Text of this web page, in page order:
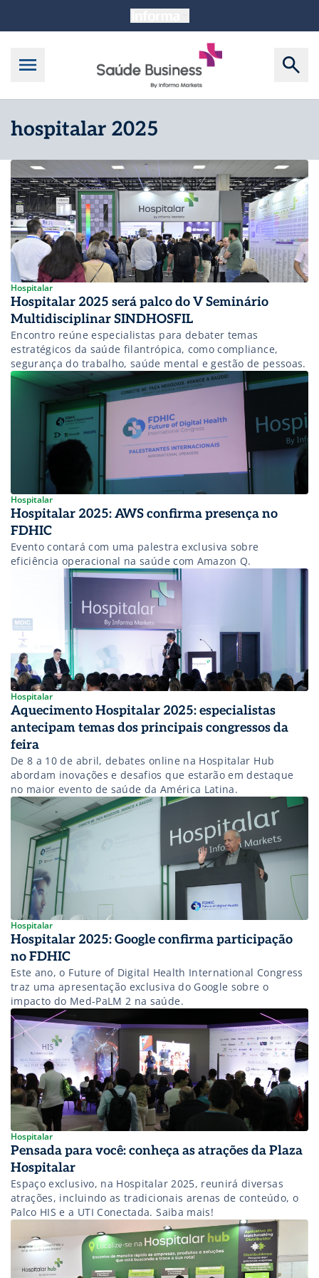
hospitalar 2025
Hospitalar
Hospitalar 2025 será palco do V Seminário
Multidisciplinar SINDHOSFIL
Encontro reúne especialistas para debater temas
estratégicos da saúde filantrópica, como compliance,
segurança do trabalho, saúde mental e gestão de pessoas.
Hospitalar
Hospitalar 2025: AWS confirma presença no
FDHIC
Evento contará com uma palestra exclusiva sobre
eficiência operacional na saúde com Amazon Q.
Hospitalar
Aquecimento Hospitalar 2025: especialistas
antecipam temas dos principais congressos da
feira
De 8 a 10 de abril, debates online na Hospitalar Hub
abordam inovações e desafios que estarão em destaque
no maior evento de saúde da América Latina.
Hospitalar
Hospitalar 2025: Google confirma participação
no FDHIC
Este ano, o Future of Digital Health International Congress
traz uma apresentação exclusiva do Google sobre o
impacto do Med-PaLM 2 na saúde.
Hospitalar
Pensada para você: conheça as atrações da Plaza
Hospitalar
Espaço exclusivo, na Hospitalar 2025, reunirá diversas
atrações, incluindo as tradicionais arenas de conteúdo, o
Palco HIS e a UTI Conectada. Saiba mais!